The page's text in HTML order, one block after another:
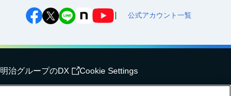
公式アカウント一覧
明治グループのDX Cookie Settings